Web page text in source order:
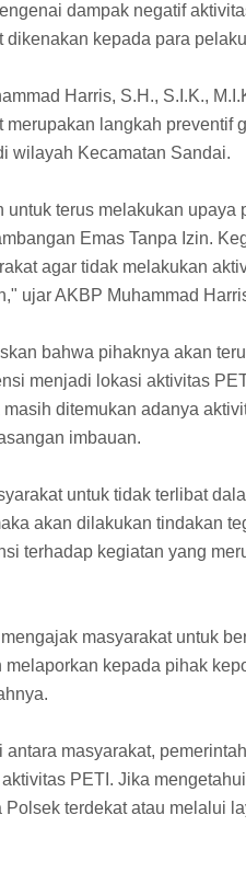
dampak negatif
kepada para
Harris, S.H., S.I.K.,
langkah preventif
wilayah Kecamatan Sandai.
terus melakukan upaya
Emas Tanpa Izin.
agar tidak melakukan
ujar AKBP Muhammad
bahwa pihaknya akan
menjadi lokasi aktivitas
ditemukan adanya
imbauan.
untuk tidak terlibat
akan dilakukan tindakan
terhadap kegiatan yang
masyarakat untuk
kepada pihak
masyarakat,
PETI. Jika
terdekat atau melalui